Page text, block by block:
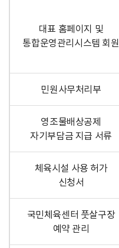
대표 홈페이지 및
통합운영관리시스템 회원
민원사무처리부
영조물배상공제
자기부담금 지급 서류
체육시설 사용 허가
신청서
국민체육센터 풋살구장
예약 관리